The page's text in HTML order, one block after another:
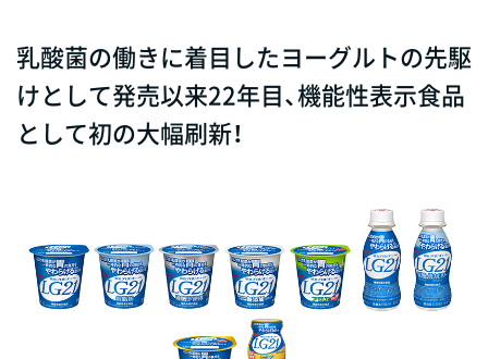
乳酸菌の働きに着目したヨーグルトの先駆
けとして発売以来22年目、機能性表示食品
として初の大幅刷新！